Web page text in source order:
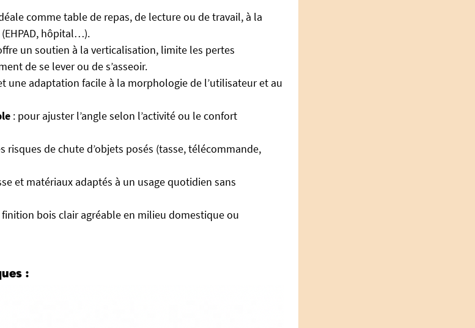
comme table de repas, de lecture ou de travail, à la
hôpital…).
un soutien à la verticalisation, limite les pertes
de se lever ou de s’asseoir.
une adaptation facile à la morphologie de l’utilisateur et au
: pour ajuster l’angle selon l’activité ou le confort
risques de chute d’objets posés (tasse, télécommande,
et matériaux adaptés à un usage quotidien sans
finition bois clair agréable en milieu domestique ou
: